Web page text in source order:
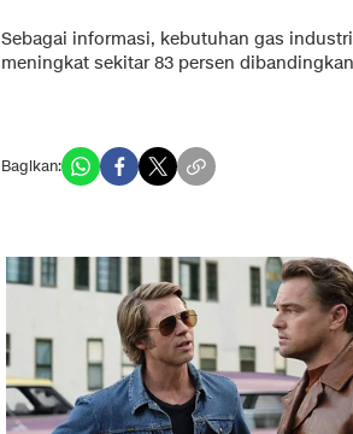
Sebagai informasi, kebutuhan gas
meningkat sekitar 83 persen
Bagikan: